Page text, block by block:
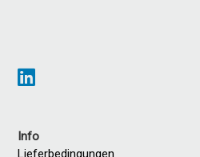
Info
Lieferbedingungen